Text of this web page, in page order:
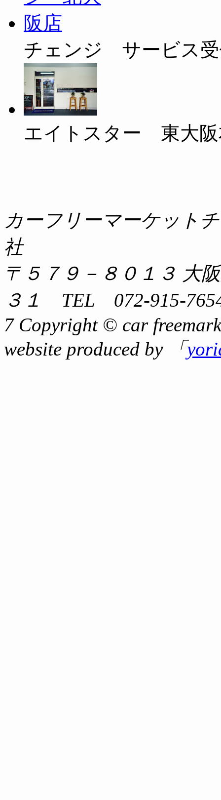
チェンジ サービス
エイトスター 東大阪
カーフリーマーケット
社
〒５７９－８０１３ 大
３１ TEL 072-915-
7 Copyright © car
website produced by 「